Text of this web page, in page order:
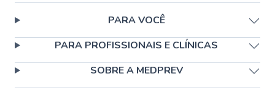
PARA VOCÊ
PARA PROFISSIONAIS E CLÍNICAS
SOBRE A MEDPREV